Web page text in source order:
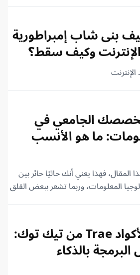
بنى شاب إمبراطورية
وكيف سقط؟
تخصصك الجامعي في
ما هو الأنسب
المقال، فهذا يعني أنك حاليًا حائر بين
المعلومات، وربما تشعر ببعض القلق
مجال، بالإضافة إلى الفرص التي يتيحها
فيه. لكن لن تحصل على الفائدة المرجوة
مع الشرح.
مراجعة محرر الأكواد Trae من تيك توك:
بالذكاء